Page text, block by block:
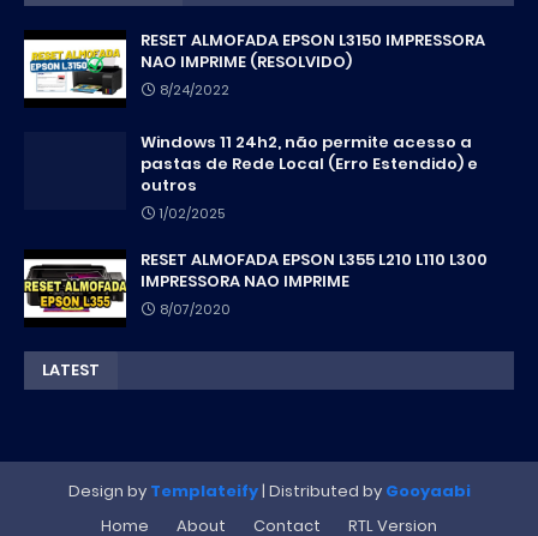
RESET ALMOFADA EPSON L3150 IMPRESSORA
NAO IMPRIME (RESOLVIDO)
8/24/2022
Windows 11 24h2, não permite acesso a
pastas de Rede Local (Erro Estendido) e
outros
1/02/2025
RESET ALMOFADA EPSON L355 L210 L110 L300
IMPRESSORA NAO IMPRIME
8/07/2020
LATEST
Design by Templateify| Distributed by Gooyaabi
Home
About Contact RTL Version